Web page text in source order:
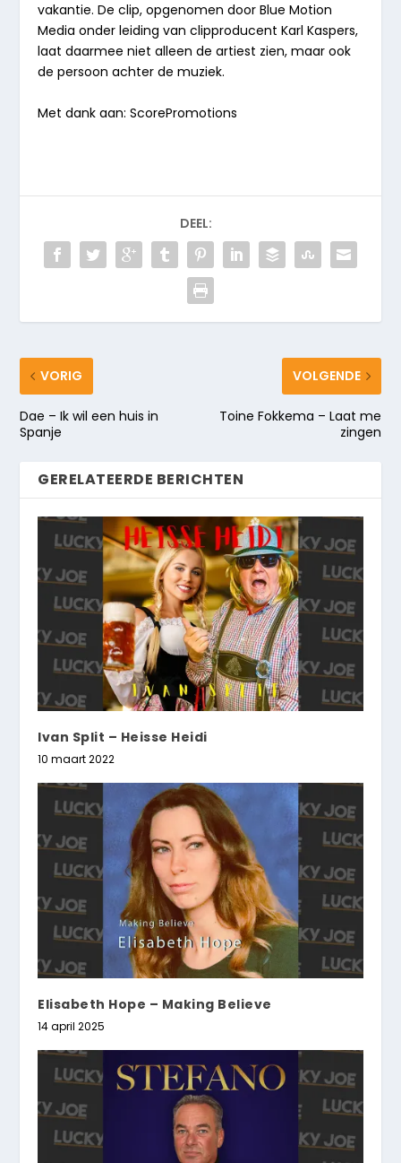
vakantie. De clip, opgenomen door Blue Motion
Media onder leiding van clipproducent Karl Kaspers,
laat daarmee niet alleen de artiest zien, maar ook
de persoon achter de muziek.
Met dank aan: ScorePromotions
DEEL:
VORIG
Dae – Ik wil een huis in
Spanje
VOLGENDE
Toine Fokkema – Laat me
zingen
GERELATEERDE BERICHTEN
Ivan Split – Heisse Heidi
10 maart 2022
Elisabeth Hope – Making Believe
14 april 2025